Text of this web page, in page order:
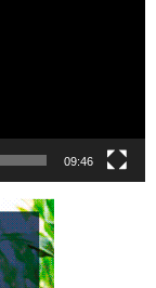
09:46